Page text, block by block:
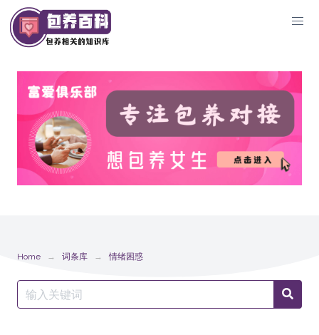
Skip
to
content
Home 词条库 情绪困惑
Search
for: